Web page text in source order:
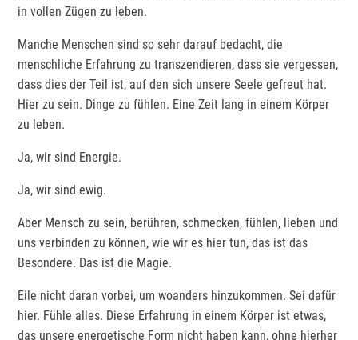
in vollen Zügen zu leben.
Manche Menschen sind so sehr darauf bedacht, die
menschliche Erfahrung zu transzendieren, dass sie vergessen,
dass dies der Teil ist, auf den sich unsere Seele gefreut hat.
Hier zu sein. Dinge zu fühlen. Eine Zeit lang in einem Körper
zu leben.
Ja, wir sind Energie.
Ja, wir sind ewig.
Aber Mensch zu sein, berühren, schmecken, fühlen, lieben und
uns verbinden zu können, wie wir es hier tun, das ist das
Besondere. Das ist die Magie.
Eile nicht daran vorbei, um woanders hinzukommen. Sei dafür
hier. Fühle alles. Diese Erfahrung in einem Körper ist etwas,
das unsere energetische Form nicht haben kann, ohne hierher